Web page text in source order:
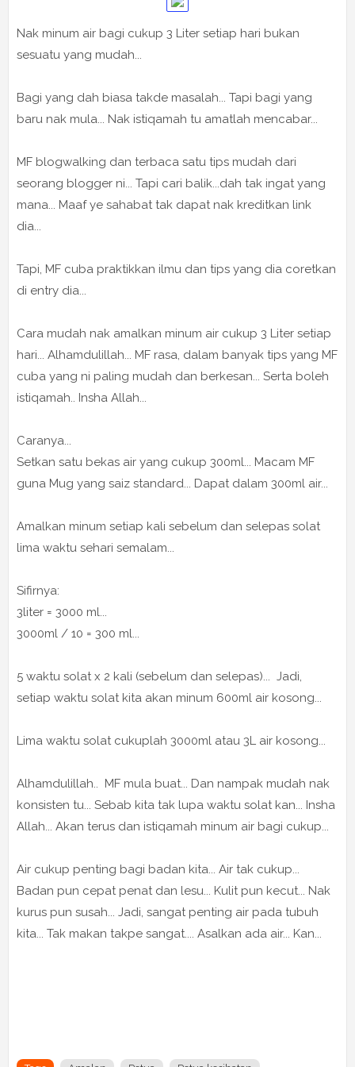
Nak minum air bagi cukup 3 Liter setiap hari bukan
sesuatu yang mudah...
Bagi yang dah biasa takde masalah... Tapi bagi yang
baru nak mula... Nak istiqamah tu amatlah mencabar...
MF blogwalking dan terbaca satu tips mudah dari
seorang blogger ni... Tapi cari balik...dah tak ingat yang
mana... Maaf ye sahabat tak dapat nak kreditkan link
dia...
Tapi, MF cuba praktikkan ilmu dan tips yang dia coretkan
di entry dia...
Cara mudah nak amalkan minum air cukup 3 Liter setiap
hari... Alhamdulillah... MF rasa, dalam banyak tips yang MF
cuba yang ni paling mudah dan berkesan... Serta boleh
istiqamah.. Insha Allah...
Caranya...
Setkan satu bekas air yang cukup 300ml... Macam MF
guna Mug yang saiz standard... Dapat dalam 300ml air...
Amalkan minum setiap kali sebelum dan selepas solat
lima waktu sehari semalam...
Sifirnya:
3liter = 3000 ml...
3000ml / 10 = 300 ml...
5 waktu solat x 2 kali (sebelum dan selepas)... Jadi,
setiap waktu solat kita akan minum 600ml air kosong...
Lima waktu solat cukuplah 3000ml atau 3L air kosong...
Alhamdulillah.. MF mula buat... Dan nampak mudah nak
konsisten tu... Sebab kita tak lupa waktu solat kan... Insha
Allah... Akan terus dan istiqamah minum air bagi cukup...
Air cukup penting bagi badan kita... Air tak cukup...
Badan pun cepat penat dan lesu... Kulit pun kecut... Nak
kurus pun susah... Jadi, sangat penting air pada tubuh
kita... Tak makan takpe sangat.... Asalkan ada air... Kan...